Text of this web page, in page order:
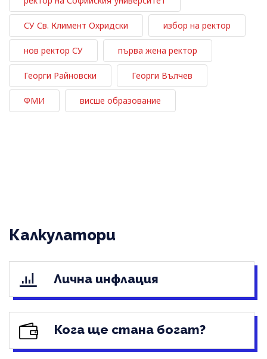
СУ Св. Климент Охридски избор на ректор
нов ректор СУ първа жена ректор
Георги Райновски Георги Вълчев
ФМИ висше образование
Калкулатори
Лична инфлация
Кога ще стана богат?